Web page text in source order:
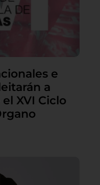
e
a
XVI Ciclo